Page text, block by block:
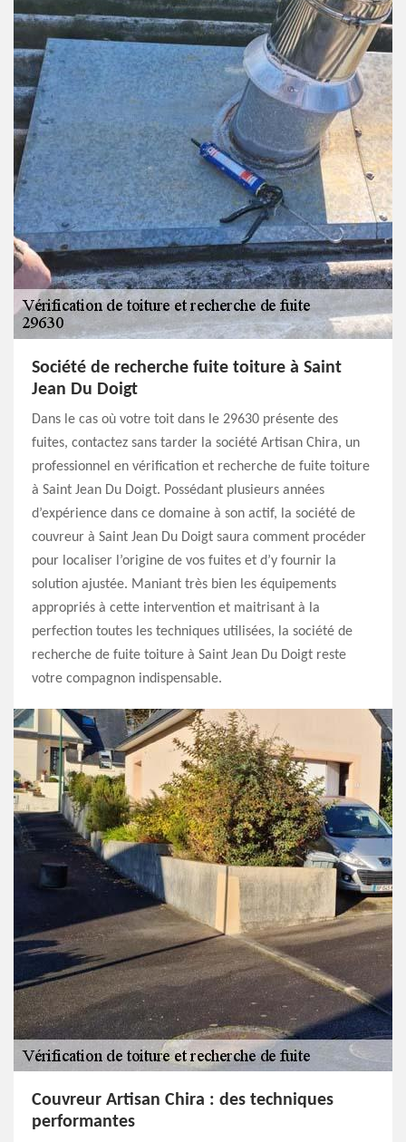
Société de recherche fuite toiture à Saint
Jean Du Doigt
Dans le cas où votre toit dans le 29630 présente des
fuites, contactez sans tarder la société Artisan Chira, un
professionnel en vérification et recherche de fuite toiture
à Saint Jean Du Doigt. Possédant plusieurs années
d’expérience dans ce domaine à son actif, la société de
couvreur à Saint Jean Du Doigt saura comment procéder
pour localiser l’origine de vos fuites et d’y fournir la
solution ajustée. Maniant très bien les équipements
appropriés à cette intervention et maitrisant à la
perfection toutes les techniques utilisées, la société de
recherche de fuite toiture à Saint Jean Du Doigt reste
votre compagnon indispensable.
Couvreur Artisan Chira : des techniques
performantes